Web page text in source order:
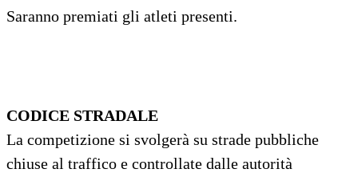
Saranno premiati gli atleti presenti.
CODICE STRADALE
La competizione si svolgerà su strade pubbliche
chiuse al traffico e controllate dalle autorità